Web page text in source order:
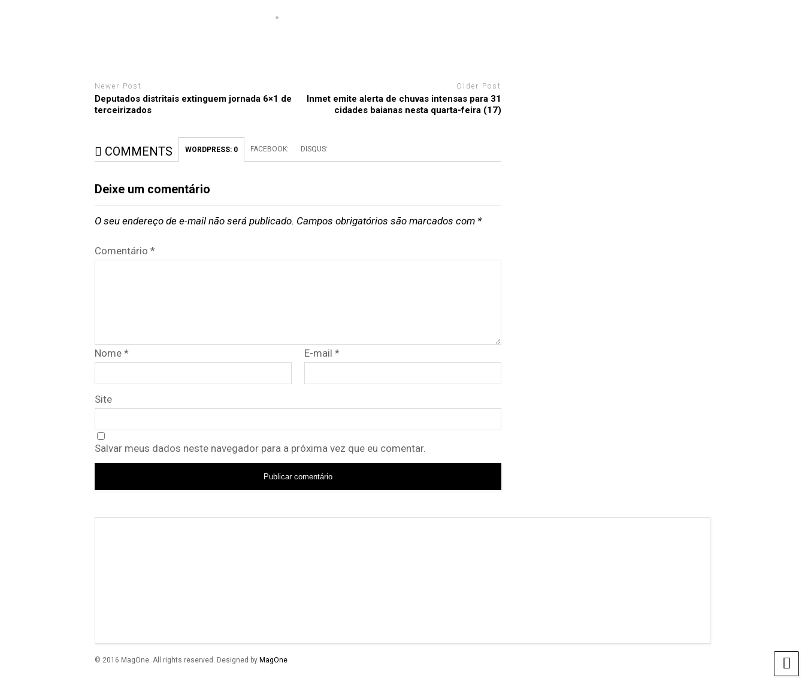
Newer Post
Deputados distritais extinguem jornada 6×1 de
terceirizados
Older Post
Inmet emite alerta de chuvas intensas para 31
cidades baianas nesta quarta-feira (17)
COMMENTS WORDPRESS: 0 FACEBOOK: DISQUS:
Deixe um comentário
O seu endereço de e-mail não será publicado. Campos obrigatórios são marcados com *
Comentário *
Nome * E-mail *
Site
Salvar meus dados neste navegador para a próxima vez que eu comentar.
© 2016 MagOne. All rights reserved. Designed by MagOne